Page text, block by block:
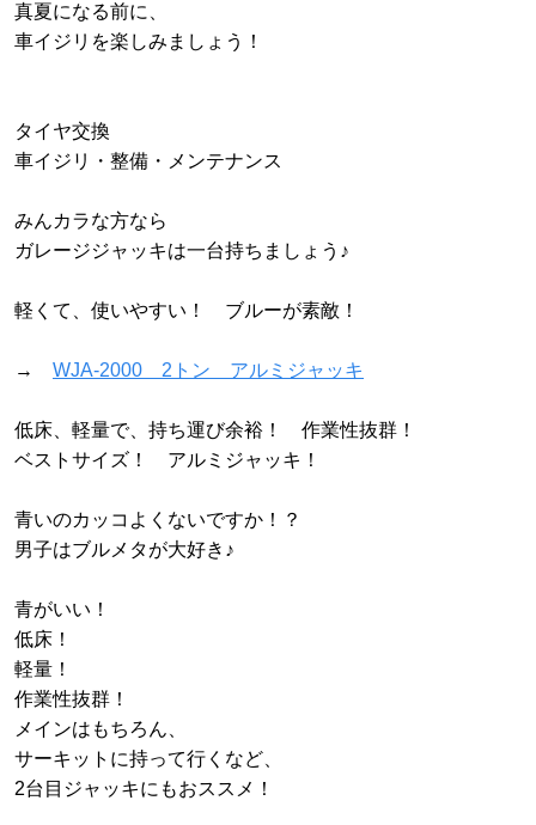
真夏になる前に、
車イジリを楽しみましょう！
タイヤ交換
車イジリ・整備・メンテナンス
みんカラな方なら
ガレージジャッキは一台持ちましょう♪
軽くて、使いやすい！ ブルーが素敵！
→ WJA-2000 2トン アルミジャッキ
低床、軽量で、持ち運び余裕！ 作業性抜群！
ベストサイズ！ アルミジャッキ！
青いのカッコよくないですか！？
男子はブルメタが大好き♪
青がいい！
低床！
軽量！
作業性抜群！
メインはもちろん、
サーキットに持って行くなど、
2台目ジャッキにもおススメ！